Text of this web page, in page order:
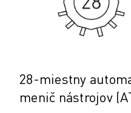
CELKOVÉ NÁKLADY NA ROBOSHOT
STROJE NA ELEKTROEROZÍVNE
ROBOCUT SOFTVÉR
PREVENTÍVNA ÚDRŽBA
28-miestny
menič nástrojov